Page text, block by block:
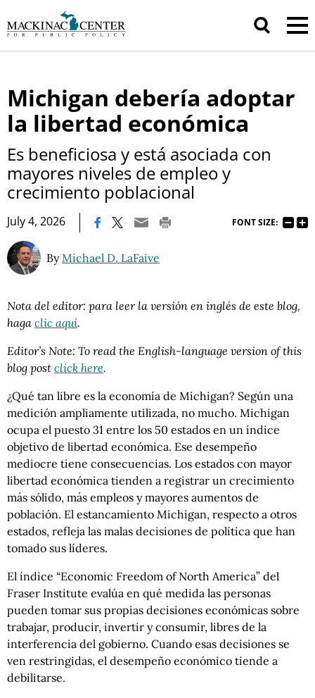
Michigan debería adoptar
la libertad económica
Es beneficiosa y está asociada con
mayores niveles de empleo y
crecimiento poblacional
July 4, 2026 FONT SIZE:
ByMichael D. LaFaive
Nota del editor: para leer la versión en inglés de este blog,
haga clic aquí.
Editor’s Note: To read the English-language version of this
blog post click here.
¿Qué tan libre es la economía de Michigan? Según una
medición ampliamente utilizada, no mucho. Michigan
ocupa el puesto 31 entre los 50 estados en un índice
objetivo de libertad económica. Ese desempeño
mediocre tiene consecuencias. Los estados con mayor
libertad económica tienden a registrar un crecimiento
más sólido, más empleos y mayores aumentos de
población. El estancamiento Michigan, respecto a otros
estados, refleja las malas decisiones de política que han
tomado sus líderes.
El índice “Economic Freedom of North America” del
Fraser Institute evalúa en qué medida las personas
pueden tomar sus propias decisiones económicas sobre
trabajar, producir, invertir y consumir, libres de la
interferencia del gobierno. Cuando esas decisiones se
ven restringidas, el desempeño económico tiende a
debilitarse.